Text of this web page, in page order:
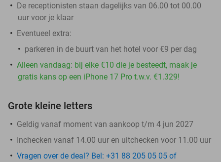
De receptionisten staan dagelijks van 06.00 tot 00.00
uur voor je klaar
Eventueel extra:
parkeren in de buurt van het hotel voor €9 per dag
Alleen vandaag: bij elke €10 die je besteedt, maak je
gratis kans op een iPhone 17 Pro t.w.v. €1.329!
Grote kleine letters
Geldig vanaf moment van aankoop t/m 4 jun 2027
Inchecken vanaf 14.00 uur en uitchecken voor 11.00 uur
Vragen over de deal? Bel: +31 88 205 05 05 of